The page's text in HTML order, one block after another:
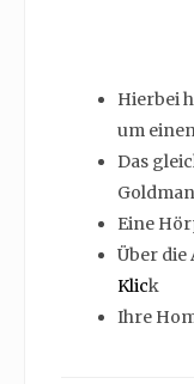
Hierbei
um
Das
Eine
Über
Klick
Ihre